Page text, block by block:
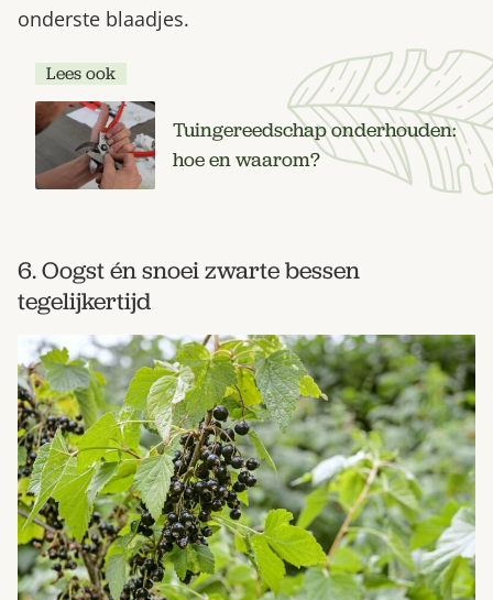
onderste blaadjes.
Lees ook
Tuingereedschap onderhouden:
hoe en waarom?
6. Oogst én snoei zwarte bessen
tegelijkertijd